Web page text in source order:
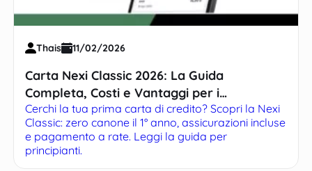
Thais 11/02/2026
Carta Nexi Classic 2026: La Guida
Completa, Costi e Vantaggi per i
Principianti
Cerchi la tua prima carta di credito? Scopri la Nexi
Classic: zero canone il 1° anno, assicurazioni incluse
e pagamento a rate. Leggi la guida per
principianti.